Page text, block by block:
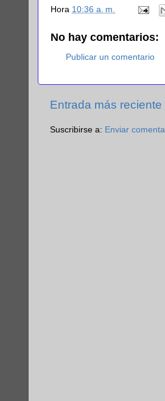
Hora 10:36 a. m.
No hay comentarios:
Publicar un comentario
Entrada más reciente
Suscribirse a: Enviar